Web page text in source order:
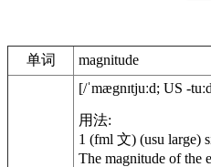
单词 magnitude
[/ˈmægnɪtjuːd; US -
用法:
1 (fml 文) (usu large)
The magnitude of the